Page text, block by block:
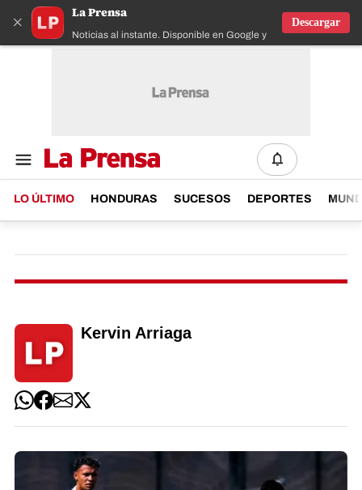
×
La Prensa
Noticias al instante. Disponible en Google y IOS
Descargar
LO ÚLTIMO HONDURAS SUCESOS DEPORTES
Kervin Arriaga